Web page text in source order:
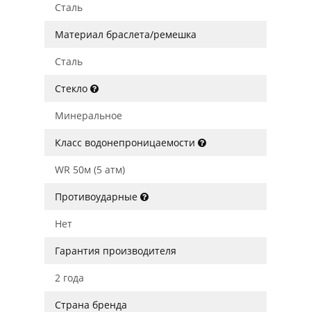
Сталь
Материал браслета/ремешка
Сталь
Стекло
Минеральное
Класс водонепроницаемости
WR 50м (5 атм)
Противоударные
Нет
Гарантия производителя
2 года
Страна бренда